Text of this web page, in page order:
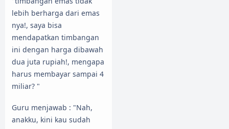
lebih berharga dari emas
nya!, saya bisa
mendapatkan timbangan
ini dengan harga dibawah
dua juta rupiah!, mengapa
harus membayar sampai 4
miliar? "
Guru menjawab : "Nah,
anakku, kini kau sudah